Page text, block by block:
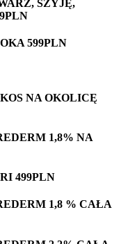
SZYJĘ,
599PLN
NA OKOLICĘ
1,8% NA
499PLN
1,8 % CAŁA